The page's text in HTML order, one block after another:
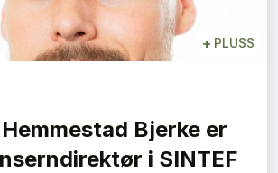
+ PLUSS
Bjerke er
i SINTEF